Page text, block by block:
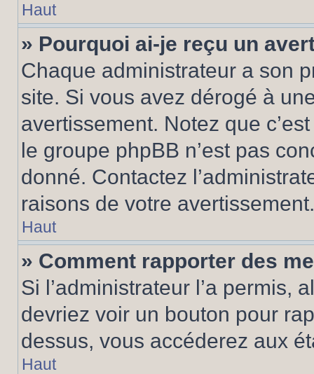
Haut
» Pourquoi ai-je reçu un
Chaque administrateur a son
site. Si vous avez dérogé à
avertissement. Notez que
le groupe phpBB n’est pas
donné. Contactez
raisons de votre avertissement.
Haut
» Comment rapporter des
Si l’administrateur l’a permis,
devriez voir un bouton pour
dessus, vous accéderez aux
Haut